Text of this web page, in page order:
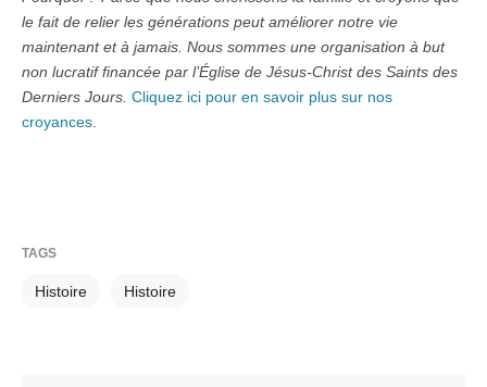
le fait de relier les générations peut améliorer notre vie
maintenant et à jamais. Nous sommes une organisation à but
non lucratif financée par l’Église de Jésus-Christ des Saints des
Derniers Jours. Cliquez ici pour en savoir plus sur nos
croyances.
TAGS
Histoire Histoire